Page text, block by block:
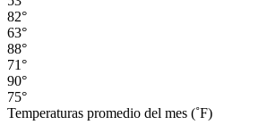
82°
63°
88°
71°
90°
75°
Temperaturas promedio del mes (˚F)